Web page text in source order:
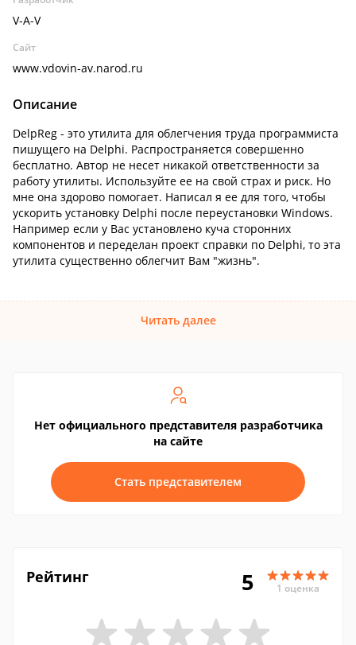
V-A-V
Сайт
www.vdovin-av.narod.ru
Описание
DelpReg - это утилита для облегчения труда программиста
пишущего на Delphi. Распространяется совершенно
бесплатно. Автор не несет никакой ответственности за
работу утилиты. Используйте ее на свой страх и риск. Но
мне она здорово помогает. Написал я ее для того, чтобы
ускорить установку Delphi после переустановки Windows.
Например если у Вас установлено куча сторонних
компонентов и переделан проект справки по Delphi, то эта
утилита существенно облегчит Вам "жизнь".
Читать далее
Нет официального представителя разработчика
на сайте
Стать представителем
Рейтинг 5 1 оценка